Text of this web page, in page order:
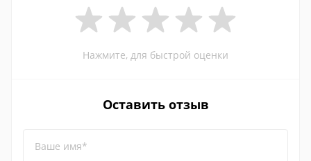
Нажмите, для быстрой оценки
Оставить отзыв
Ваше имя*